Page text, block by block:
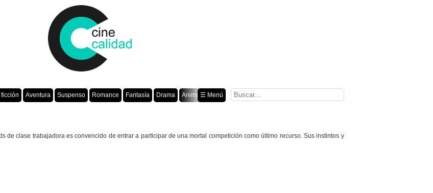
Aventura Suspenso Romance Fantasía Drama
Animación☰ Menú
de clase trabajadora es convencido de entrar a participar de una mortal competición como último recurso. Sus instintos y